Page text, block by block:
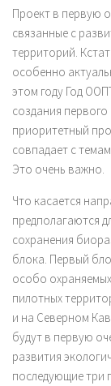
Проект в первую
связанные с
территорий.
особенно
этом году Год
создания
приоритетный
совпадает с
Это очень важно.
Что касается
предполагаются
сохранения
блока. Первый
особо
пилотных
и на Северном
будут в первую
развития
последующие три